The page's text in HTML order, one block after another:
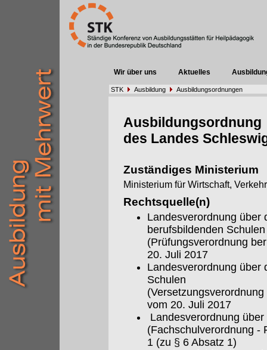
Wir über uns Aktuelles
STK Ausbildung Ausbildungsordnungen
Ausbildungsordnung
des Landes
Zuständiges Ministerium
Ministerium für Wirtschaft,
Rechtsquelle(n)
Landesverordnung über
berufsbildenden Schulen
(Prüfungsverordnung
20. Juli 2017
Landesverordnung über
Schulen
vom 20. Juli 2017
Landesverordnung
(Fachschulverordnung -
1 (zu § 6 Absatz 1)